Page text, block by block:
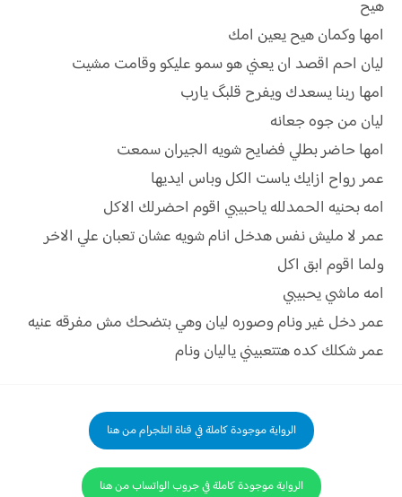
هيح
امها وكمان هيح يعين امك
ليان احم اقصد ان يعني هو سمو عليكو وقامت مشيت
امها ربنا يسعدك ويفرح قلبگ يارب
ليان من جوه جعانه
امها حاضر بطلي فضايح شويه الجيران سمعت
عمر رواح ازايك ياست الكل وباس ايديها
امه بحنيه الحمدلله ياحبيبي اقوم احضرلك الاكل
عمر لا مليش نفس هدخل انام شويه عشان تعبان علي الاخر
ولما اقوم ابق اكل
امه ماشي يحبيبي
عمر دخل غير ونام وصوره ليان وهي بتضحك مش مفرقه عنيه
عمر شكلك كده هتتعبيني ياليان ونام
الرواية موجودة كاملة في قناة التلجرام من هنا
الرواية موجودة كاملة في جروب الواتساب من هنا